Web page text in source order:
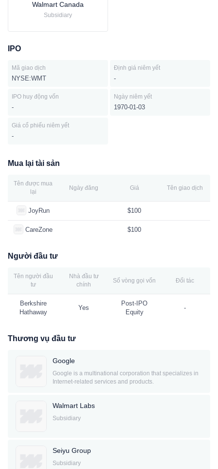
Walmart Canada
Subsidiary
IPO
Mã giao dịch
NYSE:WMT
Định giá niêm yết
-
IPO huy động vốn
-
Ngày niêm yết
1970-01-03
Giá cổ phiếu niêm yết
-
Mua lại tài sản
Tên được mua
lại
Ngày đăng Giá Tên giao dịch
JoyRun $100
CareZone $100
Người đầu tư
Tên người đầu
tư
Nhà đầu tư
chính
Số vòng gọi vốn Đối tác
Berkshire
Hathaway
Yes
Post-IPO
Equity
-
Thương vụ đầu tư
Google
Google is a multinational corporation that specializes in
Internet-related services and products.
Walmart Labs
Subsidiary
Seiyu Group
Subsidiary